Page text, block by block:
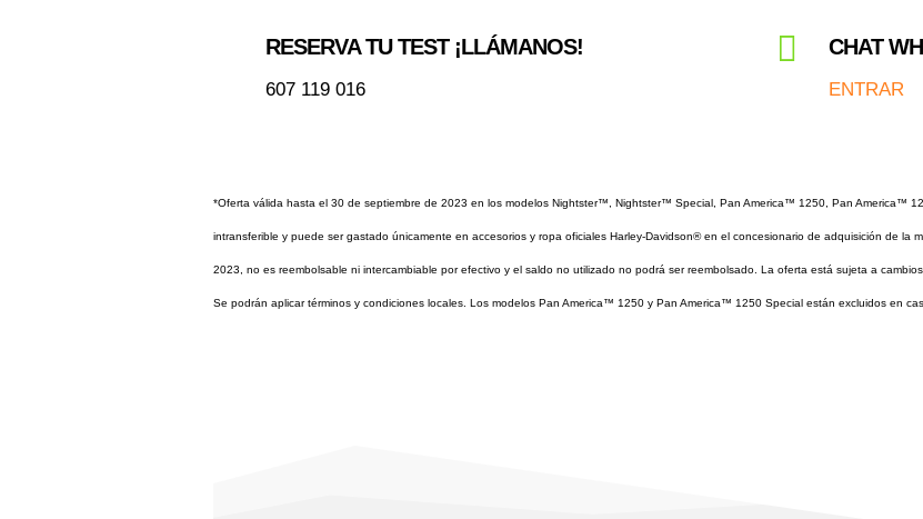
RESERVA TU TEST ¡LLÁMANOS!
607 119 016
 CHAT
ENTRAR
*Oferta válida hasta el 30 de septiembre de 2023 en los modelos Nightster™, Nightster™ Special, Pan America™ 1250, Pan America™
intransferible y puede ser gastado únicamente en accesorios y ropa oficiales Harley-Davidson® en el concesionario de adquisición de la
2023, no es reembolsable ni intercambiable por efectivo y el saldo no utilizado no podrá ser reembolsado. La oferta está sujeta a
Se podrán aplicar términos y condiciones locales. Los modelos Pan America™ 1250 y Pan America™ 1250 Special están excluidos en